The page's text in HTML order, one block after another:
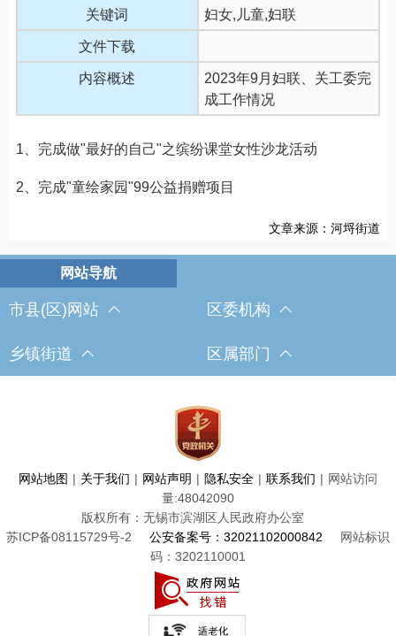
关键词 妇女,儿童,妇联
文件下载
内容概述
2023年9月妇联、关工委完
成工作情况
1、完成做"最好的自己"之缤纷课堂女性沙龙活动
2、完成"童绘家园"99公益捐赠项目
文章来源：河埒街道
市县(区)网站 区委机构
乡镇街道 区属部门
网站地图 | 关于我们 | 网站声明 | 隐私安全 | 联系我们 | 网站访问
量:48042090
版权所有：无锡市滨湖区人民政府办公室
苏ICP备08115729号-2
公安备案号：32021102000842
网站标识
码：3202110001